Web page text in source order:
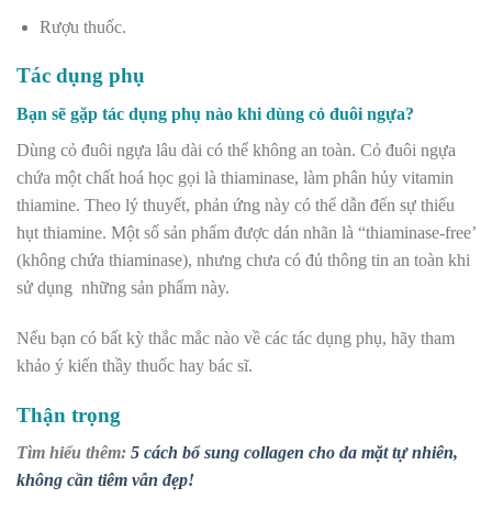
Rượu thuốc.
Tác dụng phụ
Bạn sẽ gặp tác dụng phụ nào khi dùng cỏ đuôi ngựa?
Dùng cỏ đuôi ngựa lâu dài có thể không an toàn. Cỏ đuôi ngựa
chứa một chất hoá học gọi là thiaminase, làm phân hủy vitamin
thiamine. Theo lý thuyết, phản ứng này có thể dẫn đến sự thiếu
hụt thiamine. Một số sản phẩm được dán nhãn là “thiaminase-free’
(không chứa thiaminase), nhưng chưa có đủ thông tin an toàn khi
sử dụng những sản phẩm này.
Nếu bạn có bất kỳ thắc mắc nào về các tác dụng phụ, hãy tham
khảo ý kiến thầy thuốc hay bác sĩ.
Thận trọng
Tìm hiểu thêm: 5 cách bổ sung collagen cho da mặt tự nhiên,
không cần tiêm vẫn đẹp!